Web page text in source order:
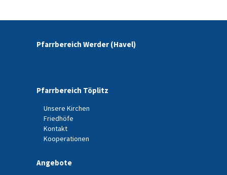
Pfarrbereich Werder (Havel)
Pfarrbereich Töplitz
Unsere Kirchen
Friedhöfe
Kontakt
Kooperationen
Angebote